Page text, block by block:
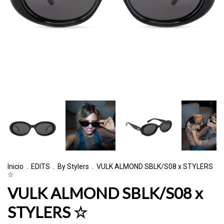
Inicio EDITS By Stylers
VULK ALMOND SBLK/S08 x STYLERS
☆
VULK ALMOND SBLK/S08 x
STYLERS ☆